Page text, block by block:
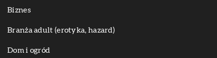
Biznes
Branża adult (erotyka, hazard)
Dom i ogród